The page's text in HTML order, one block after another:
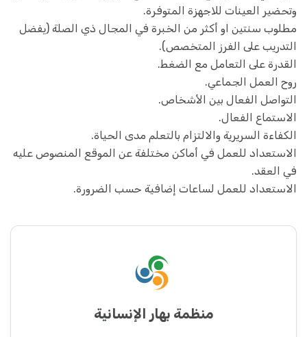
وتحضير العينات للاجهزة المتوفرة.
مطلوب سنتين او أكثر من الخبرة في المجال ذي الصلة (يفضل
التدريب على الفرز المتخصص).
القدرة على التعامل مع الضغط.
روح العمل الجماعي.
التواصل الفعال بين الأشخاص.
الاستماع الفعال.
الكفاءة السريرية والالتزام بالتعلم مدى الحياة.
الاستعداد للعمل في أماكن مختلفة عن الموقع المنصوص عليه
في العقد.
الاستعداد للعمل لساعات إضافية حسب الضرورة.
منظمة بهار الإنسانية